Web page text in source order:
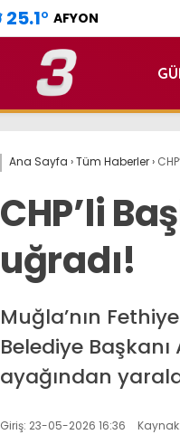
25.1° AFYON
Ana Sayfa ›Tüm Haberler›
CHP’li
uğradı!
Muğla’nın
Belediye Başkanı
ayağından
Giriş: 23-05-2026 16:36 Kaynak: